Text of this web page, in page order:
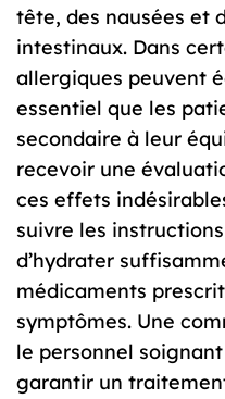
tête, des nausées et
intestinaux. Dans
allergiques peuvent
essentiel que les
secondaire à leur
recevoir une
ces effets
suivre les
d’hydrater
médicaments
symptômes. Une
le personnel
garantir un